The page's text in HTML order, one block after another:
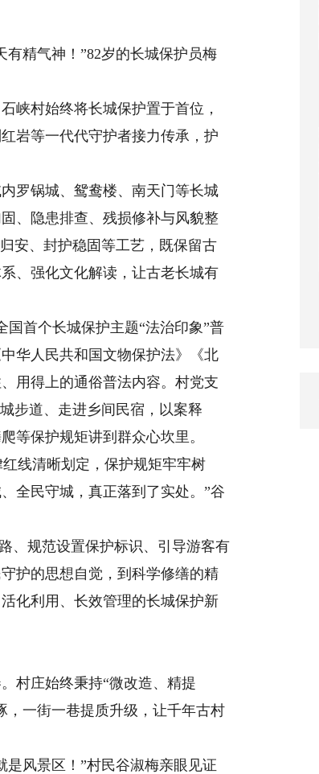
精气神！”82岁的长城保护员梅
村始终将长城保护置于首位，
岩等一代代守护者接力传承，护
罗锅城、鸳鸯楼、南天门等长城
、隐患排查、残损修补与风貌整
安、封护稳固等工艺，既保留古
、强化文化解读，让古老长城有
首个长城保护主题“法治印象”普
华人民共和国文物保护法》《北
用得上的通俗普法内容。村党支
步道、走进乡间民宿，以案释
等保护规矩讲到群众心坎里。
线清晰划定，保护规矩牢牢树
全民守城，真正落到了实处。”谷
规范设置保护标识、引导游客有
护的思想自觉，到科学修缮的精
化利用、长效管理的长城保护新
村庄始终秉持“微改造、精提
，一街一巷提质升级，让千年古村
风景区！”村民谷淑梅亲眼见证